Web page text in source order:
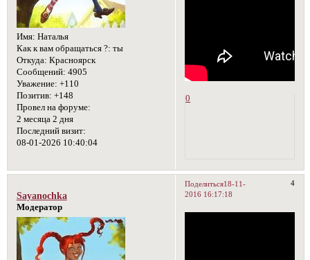
Имя: Наталья
Как к вам обращаться ?: ты
Откуда: Красноярск
Сообщений: 4905
Уважение: +110
Позитив: +148
Провел на форуме:
2 месяца 2 дня
Последний визит:
08-01-2026 10:40:04
0
Поделиться 4
18-11-
2016 16:17:18
Sayanochka
Модератор